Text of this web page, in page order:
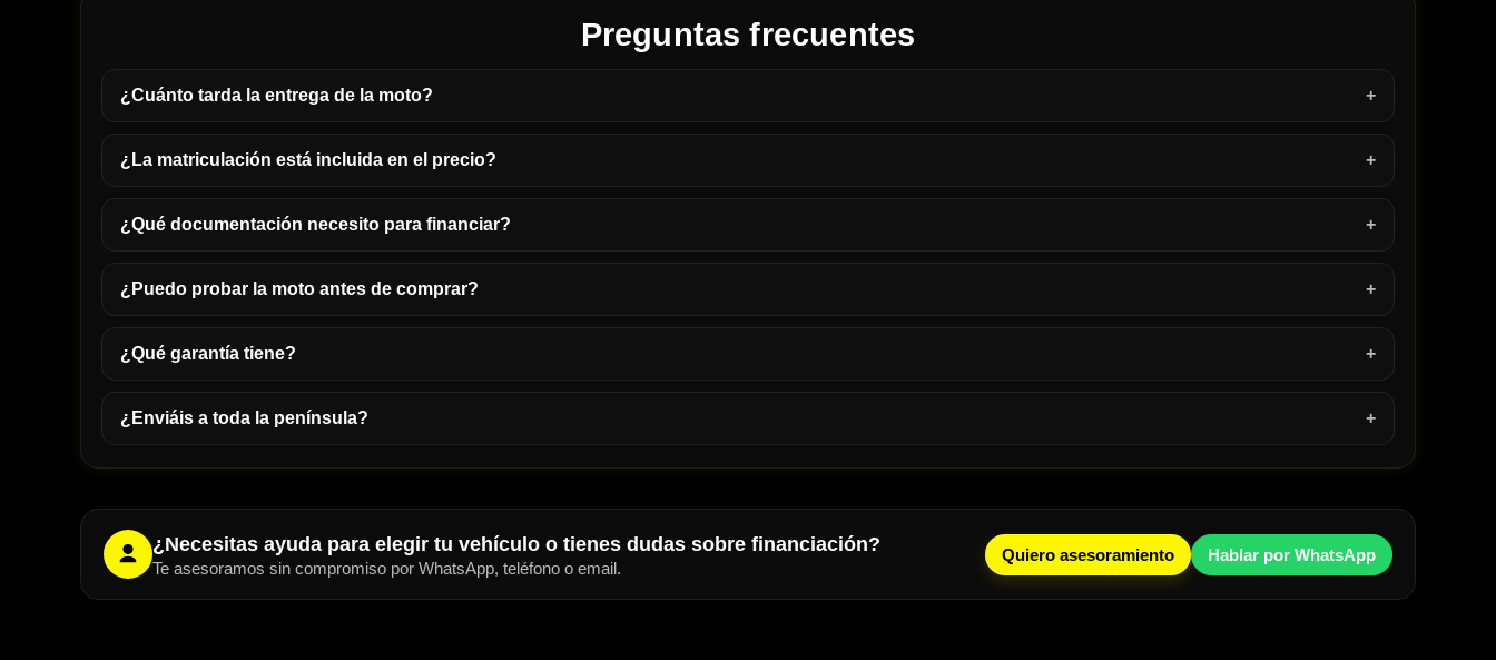
Preguntas frecuentes
¿Cuánto tarda la entrega de la moto?
¿La matriculación está incluida en el precio?
¿Qué documentación necesito para financiar?
¿Puedo probar la moto antes de comprar?
¿Qué garantía tiene?
¿Enviáis a toda la península?
¿Necesitas ayuda para elegir tu vehículo o tienes dudas sobre financiación?
Te asesoramos sin compromiso por WhatsApp, teléfono o email.
Quiero asesoramiento Hablar por WhatsApp